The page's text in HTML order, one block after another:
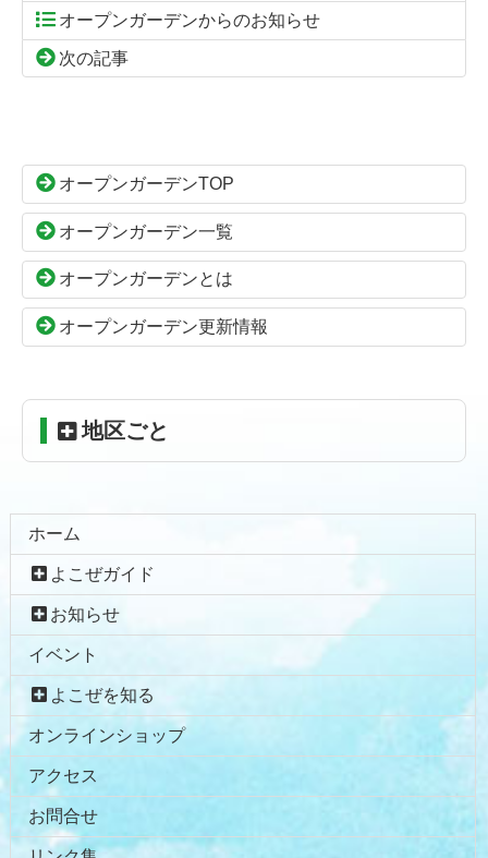
オープンガーデンからのお知らせ
次の記事
ン
本
文
先
へ
る
の
頭
へ
る
オープンガーデンTOP
オープンガーデン一覧
オープンガーデンとは
オープンガーデン更新情報
地区ごと
ホーム
よこぜガイド
お知らせ
イベント
よこぜを知る
オンラインショップ
アクセス
お問合せ